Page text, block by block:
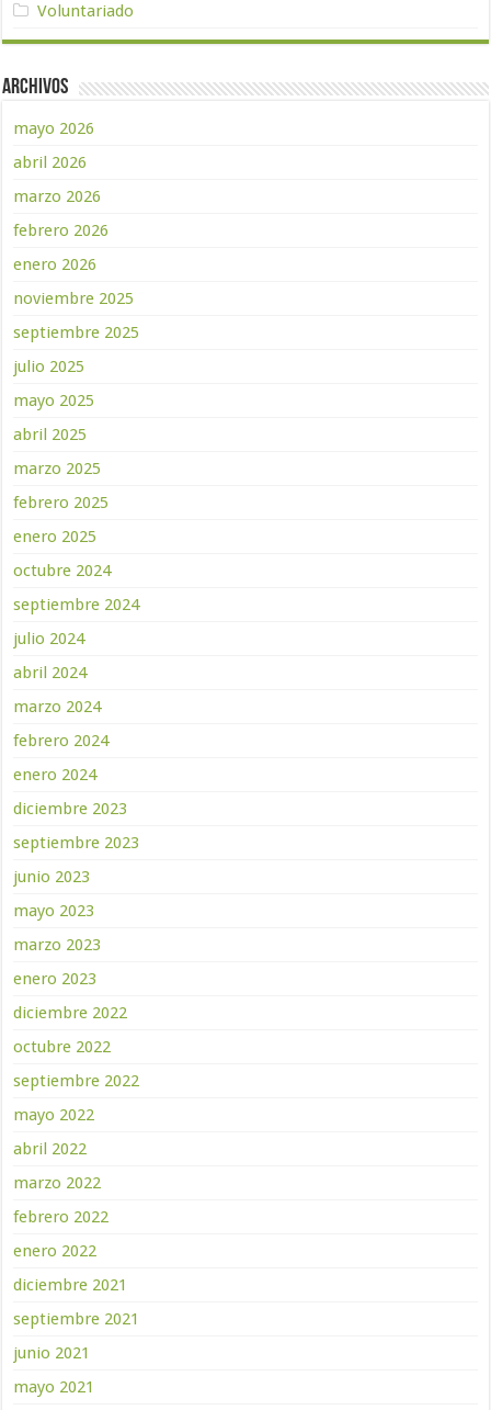
Voluntariado
Archivos
mayo 2026
abril 2026
marzo 2026
febrero 2026
enero 2026
noviembre 2025
septiembre 2025
julio 2025
mayo 2025
abril 2025
marzo 2025
febrero 2025
enero 2025
octubre 2024
septiembre 2024
julio 2024
abril 2024
marzo 2024
febrero 2024
enero 2024
diciembre 2023
septiembre 2023
junio 2023
mayo 2023
marzo 2023
enero 2023
diciembre 2022
octubre 2022
septiembre 2022
mayo 2022
abril 2022
marzo 2022
febrero 2022
enero 2022
diciembre 2021
septiembre 2021
junio 2021
mayo 2021